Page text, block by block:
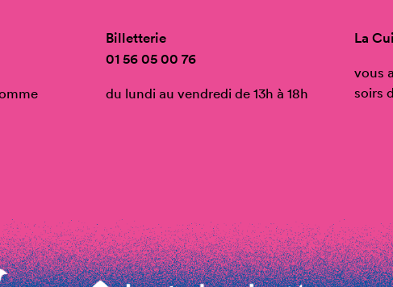
Billetterie
01 56 05 00 76
du lundi au vendredi de 13h à 18h
La
vous
soirs